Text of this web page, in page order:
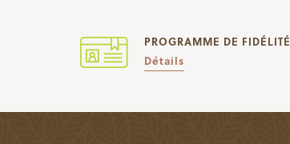
PROGRAMME DE FIDÉLITÉ
Détails